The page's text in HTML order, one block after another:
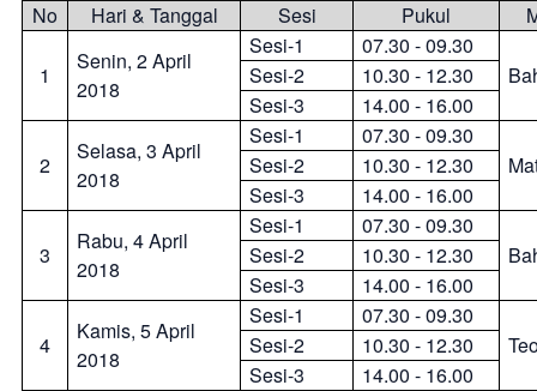
No Hari & Tanggal Sesi Pukul
1
Senin,2April
2018
Sesi-1
07.30 - 09.30
Sesi-2
10.30 - 12.30
Sesi-3
14.00 - 16.00
2
Selasa,3 April
2018
Sesi-1
07.30 - 09.30
Sesi-2
10.30 - 12.30
Sesi-3
14.00 - 16.00
3
Rabu,4April
2018
Sesi-1
07.30 - 09.30
Sesi-2
10.30 - 12.30
Sesi-3
14.00 - 16.00
4
Kamis,5April
2018
Sesi-1
07.30 - 09.30
Sesi-2
10.30 - 12.30
Sesi-3
14.00 - 16.00